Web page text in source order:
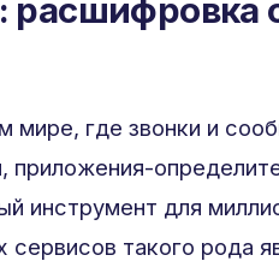
расшифровка
мире, где звонки и
приложения-
инструмент для
такого рода